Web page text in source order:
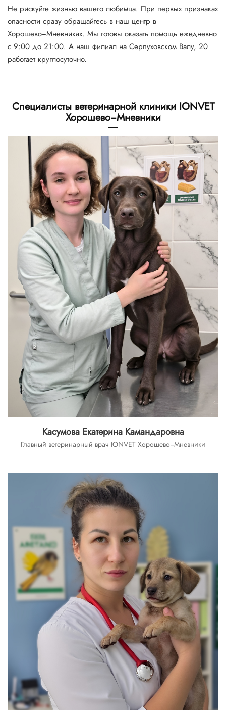
Не рискуйте жизнью вашего любимца. При первых признаках
опасности сразу обращайтесь в наш центр в
Хорошево−Мневниках. Мы готовы оказать помощь ежедневно
с 9:00 до 21:00. А наш филиал на Серпуховском Валу, 20
работает круглосуточно.
Специалисты ветеринарной клиники IONVET
Хорошево−Мневники
Касумова Екатерина Камандаровна
Главный ветеринарный врач IONVET Хорошево−Мневники